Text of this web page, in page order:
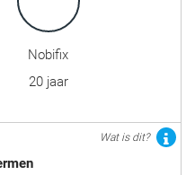
Nobifix
20 jaar
Wat is dit?